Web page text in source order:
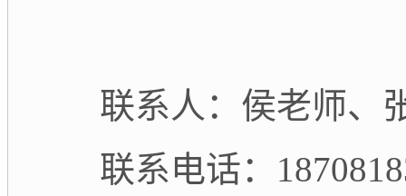
联系人：侯老师、
联系电话：